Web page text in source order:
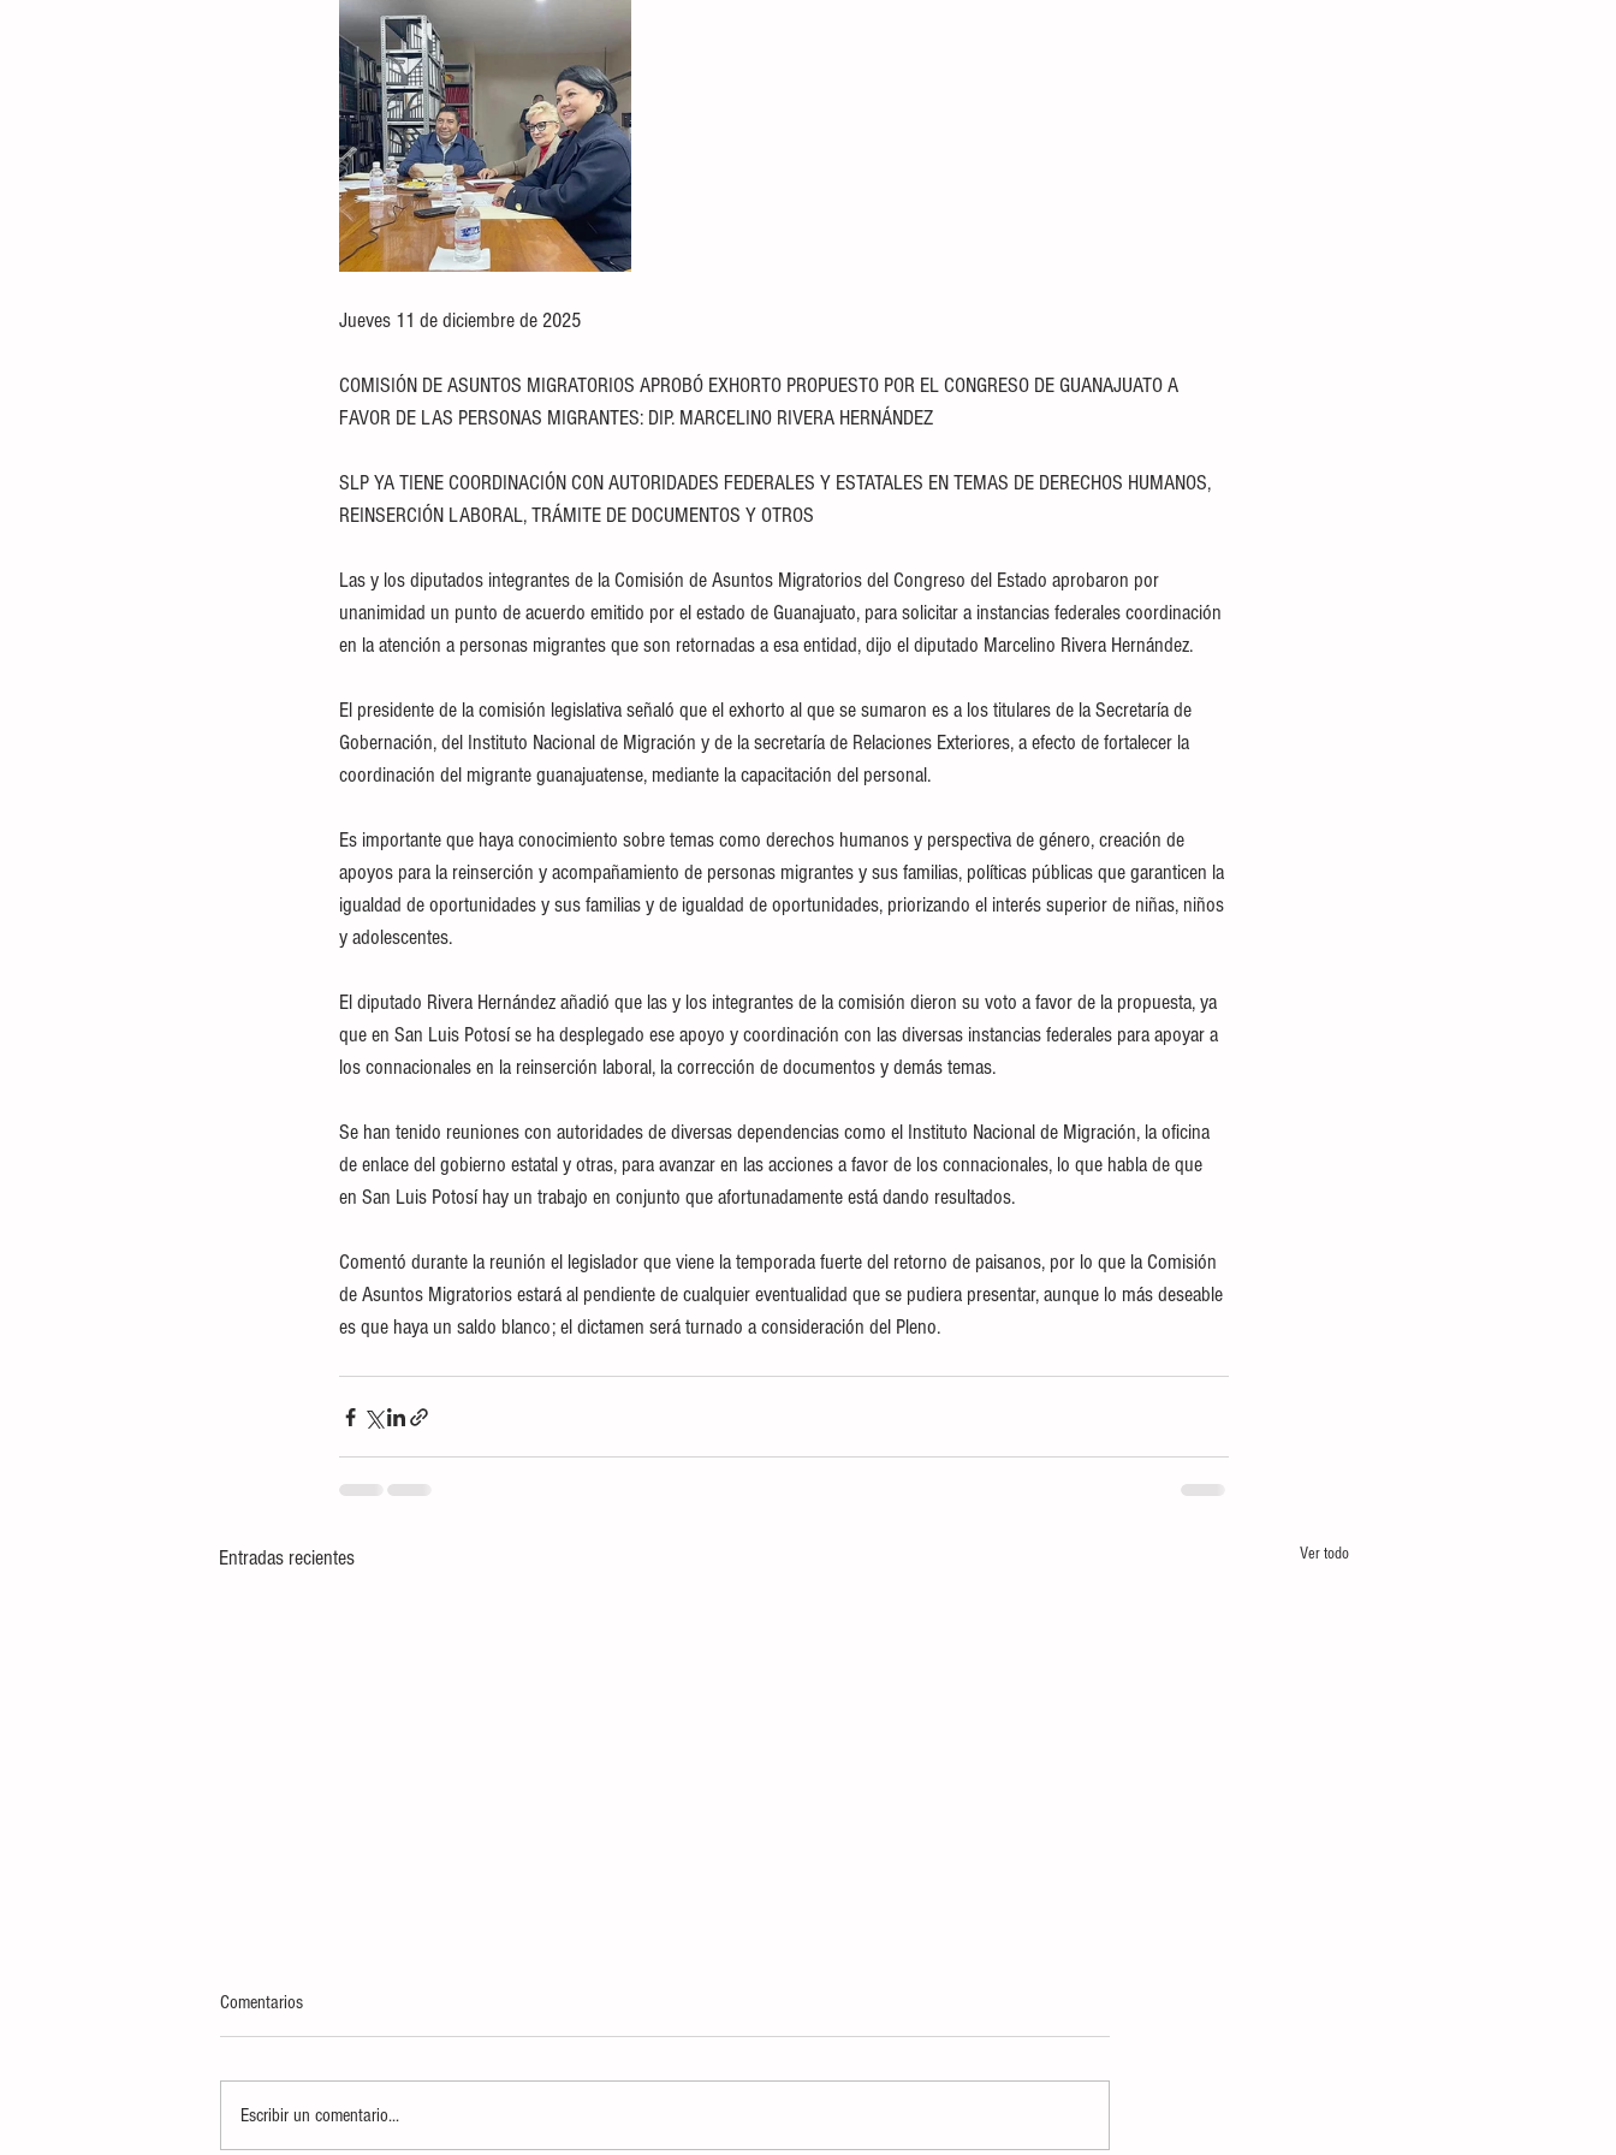
Jueves 11 de diciembre de 2025
COMISIÓN DE ASUNTOS MIGRATORIOS APROBÓ EXHORTO PROPUESTO POR EL CONGRESO DE GUANAJUATO A
FAVOR DE LAS PERSONAS MIGRANTES: DIP. MARCELINO RIVERA HERNÁNDEZ
SLP YA TIENE COORDINACIÓN CON AUTORIDADES FEDERALES Y ESTATALES EN TEMAS DE DERECHOS HUMANOS,
REINSERCIÓN LABORAL, TRÁMITE DE DOCUMENTOS Y OTROS
Las y los diputados integrantes de la Comisión de Asuntos Migratorios del Congreso del Estado aprobaron por
unanimidad un punto de acuerdo emitido por el estado de Guanajuato, para solicitar a instancias federales coordinación
en la atención a personas migrantes que son retornadas a esa entidad, dijo el diputado Marcelino Rivera Hernández.
El presidente de la comisión legislativa señaló que el exhorto al que se sumaron es a los titulares de la Secretaría de
Gobernación, del Instituto Nacional de Migración y de la secretaría de Relaciones Exteriores, a efecto de fortalecer la
coordinación del migrante guanajuatense, mediante la capacitación del personal.
Es importante que haya conocimiento sobre temas como derechos humanos y perspectiva de género, creación de
apoyos para la reinserción y acompañamiento de personas migrantes y sus familias, políticas públicas que garanticen la
igualdad de oportunidades y sus familias y de igualdad de oportunidades, priorizando el interés superior de niñas, niños
y adolescentes.
El diputado Rivera Hernández añadió que las y los integrantes de la comisión dieron su voto a favor de la propuesta, ya
que en San Luis Potosí se ha desplegado ese apoyo y coordinación con las diversas instancias federales para apoyar a
los connacionales en la reinserción laboral, la corrección de documentos y demás temas.
Se han tenido reuniones con autoridades de diversas dependencias como el Instituto Nacional de Migración, la oficina
de enlace del gobierno estatal y otras, para avanzar en las acciones a favor de los connacionales, lo que habla de que
en San Luis Potosí hay un trabajo en conjunto que afortunadamente está dando resultados.
Comentó durante la reunión el legislador que viene la temporada fuerte del retorno de paisanos, por lo que la Comisión
de Asuntos Migratorios estará al pendiente de cualquier eventualidad que se pudiera presentar, aunque lo más deseable
es que haya un saldo blanco; el dictamen será turnado a consideración del Pleno.
Entradas recientes Ver todo
Comentarios
Escribir un comentario...